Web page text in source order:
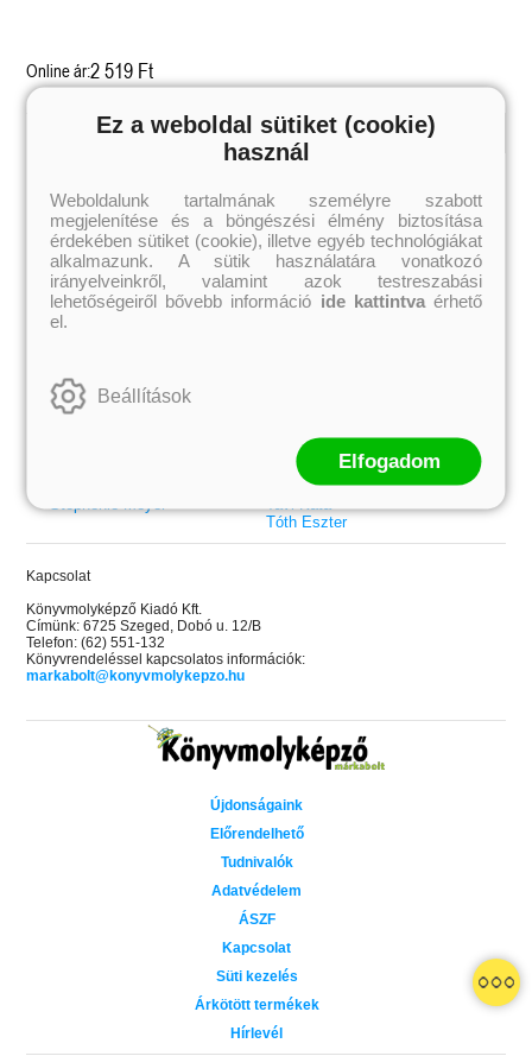
Grace and Glory - Kegyelem és
Különleges éldekorált kiadás!
Bad Girl Reputation
Online ár:2 519 Ft
Külföldiek
Brigid Kemmerer
Cassandra Clare
Colleen Hoover
Elle Kennedy
Erin Watt
Holly Webb
Jeff Kinney
Leigh Bardugo
Maggie Stiefvater
Penelope Ward
Stephenie Meyer
Magyarok
Ashley Carrigan
Benina
Bessenyei Gábor
Bodor Attila
Böszörményi Gyula
Cselenyák Imre
Rácz-Stefán Tibor
Róbert Katalin
Spirit Bliss
Szélesi Sándor
Tavi Kata
Tóth Eszter
Kapcsolat
Könyvmolyképző Kiadó Kft.
Címünk: 6725 Szeged, Dobó u. 12/B
Telefon: (62) 551-132
Könyvrendeléssel kapcsolatos információk:
markabolt@konyvmolykepzo.hu
Újdonságaink
Előrendelhető
Tudnivalók
Adatvédelem
ÁSZF
Kapcsolat
Süti kezelés
Árkötött termékek
Hírlevél
Ez a weboldal sütiket (cookie)
használ
Weboldalunk tartalmának személyre szabott
megjelenítése és a böngészési élmény biztosítása
érdekében sütiket (cookie), illetve egyéb technológiákat
alkalmazunk. A sütik használatára vonatkozó
irányelveinkről, valamint azok testreszabási
lehetőségeiről bővebb információ ide kattintvaérhető
el.
Beállítások
Elfogadom